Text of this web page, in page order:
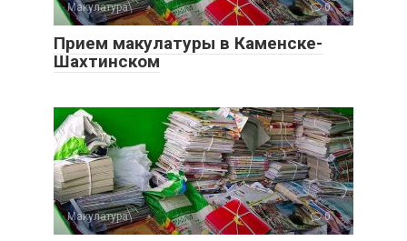
Макулатура 0
Прием макулатуры в Каменске-
Шахтинском
Макулатура 0